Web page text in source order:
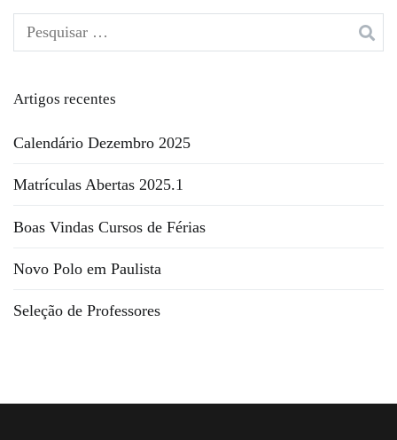
Artigos recentes
Calendário Dezembro 2025
Matrículas Abertas 2025.1
Boas Vindas Cursos de Férias
Novo Polo em Paulista
Seleção de Professores